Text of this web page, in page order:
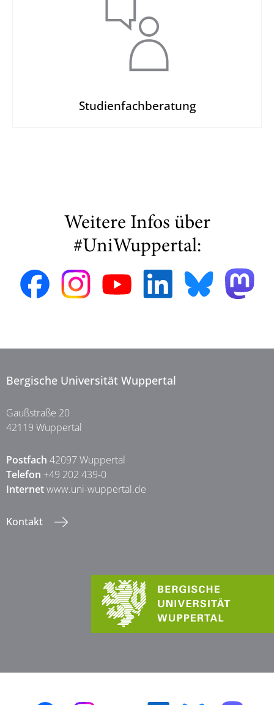
Studien­fachberatung
Weitere Infos über
#UniWuppertal:
Bergische Universität Wuppertal
Gaußstraße 20
42119 Wuppertal
Postfach 42097 Wuppertal
Telefon +49 202 439-0
Internetwww.uni-wuppertal.de
Kontakt